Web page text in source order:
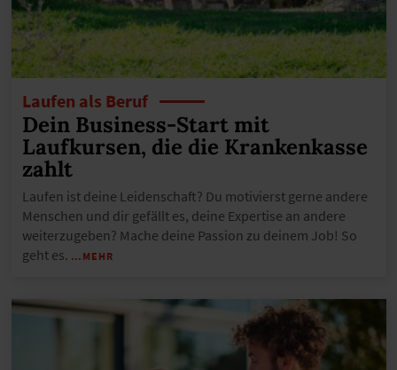
Laufen als Beruf
Dein Business-Start mit
Laufkursen, die die Krankenkasse
zahlt
Laufen ist deine Leidenschaft? Du motivierst gerne andere
Menschen und dir gefällt es, deine Expertise an andere
weiterzugeben? Mache deine Passion zu deinem Job! So
geht es. …MEHR